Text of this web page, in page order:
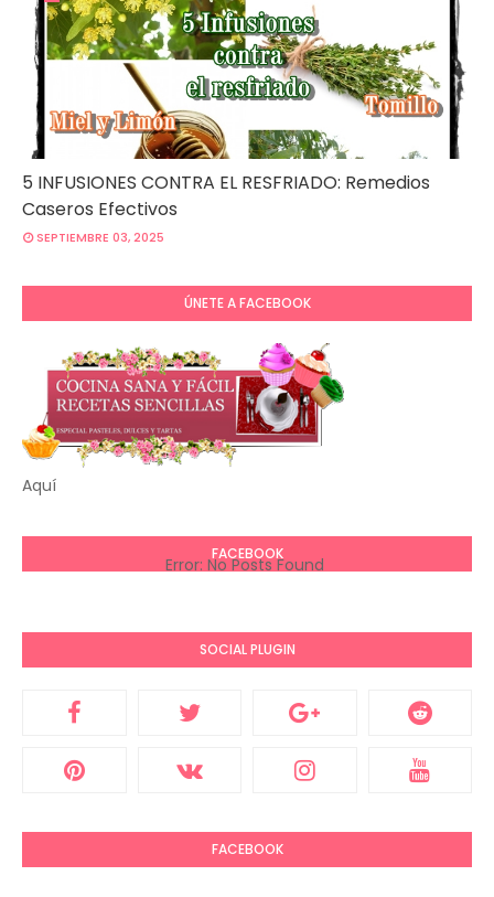
5 INFUSIONES CONTRA EL RESFRIADO: Remedios
Caseros Efectivos
SEPTIEMBRE 03, 2025
ÚNETE A FACEBOOK
Aquí
FACEBOOK
Error: No Posts Found
SOCIAL PLUGIN
FACEBOOK